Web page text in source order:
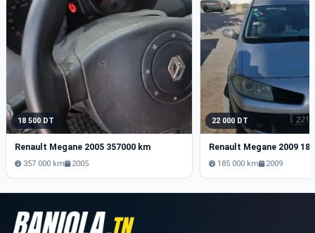
18 500 DT
Renault Megane 2005 357000 km
357 000 km 2005
22 000 DT
Renault Megane 2009
185 000 km 2009